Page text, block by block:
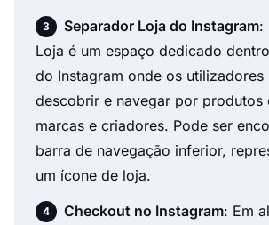
Separador Loja do Instagram:
Loja é um espaço dedicado
do Instagram onde os utilizadores
descobrir e navegar por produtos
marcas e criadores. Pode ser
barra de navegação inferior,
um ícone de loja.
Checkout no Instagram: Em